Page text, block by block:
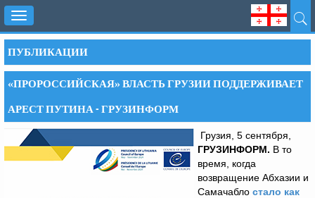
Toggle
navigation
ПУБЛИКАЦИИ
«ПРОРОССИЙСКАЯ» ВЛАСТЬ ГРУЗИИ ПОДДЕРЖИВАЕТ
АРЕСТ ПУТИНА - ГРУЗИНФОРМ
Грузия, 5 сентября,
ГРУЗИНФОРМ. В то
время, когда
возвращение Абхазии и
Самачабло стало как